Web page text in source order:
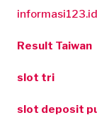
informasi123.id
Result Taiwan
slot tri
slot deposit